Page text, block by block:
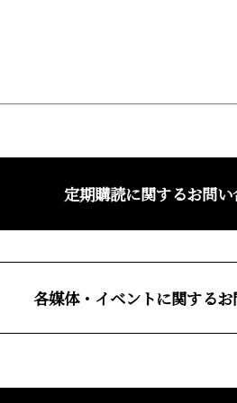
定期購読に関するお問
各媒体・イベントに関する